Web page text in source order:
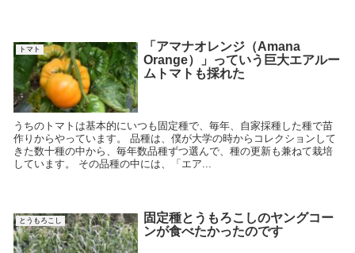
トマト
「アマナオレンジ（Amana
Orange）」っていう巨大エアルー
ムトマトも採れた
うちのトマトは基本的にいつも固定種で、毎年、自家採種した種で苗
作りからやっています。 品種は、僕が大学の時からコレクションして
きた数十種の中から、毎年数品種ずつ選んで、種の更新も兼ねて栽培
しています。 その品種の中には、「エア...
とうもろこし
固定種とうもろこしのヤングコー
ンが食べたかったのです